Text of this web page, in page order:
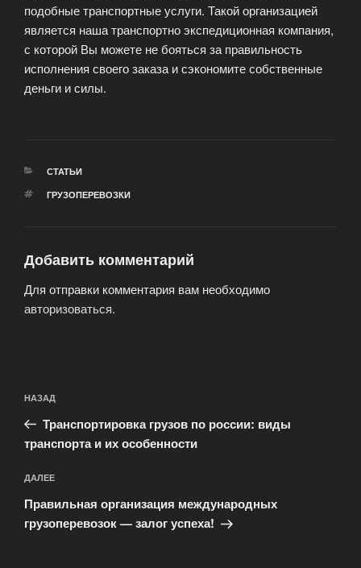
подобные транспортные услуги. Такой организацией
является наша транспортно экспедиционная компания,
с которой Вы можете не бояться за правильность
исполнения своего заказа и сэкономите собственные
деньги и силы.
РУБРИКИ
СТАТЬИ
МЕТКИ
ГРУЗОПЕРЕВОЗКИ
Добавить комментарий
Для отправки комментария вам необходимо
авторизоваться.
по
записям
Предыдущая
запись:
НАЗАД
Транспортировка грузов по россии: виды
транспорта и их особенности
Следующая
запись
ДАЛЕЕ
Правильная организация международных
грузоперевозок — залог успеха!